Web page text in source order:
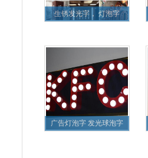
生锈发光字， 灯泡字
广告灯泡字 发光球泡字